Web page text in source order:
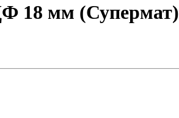
18 мм (Супермат)